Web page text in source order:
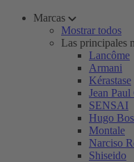
Marcas
Mostrar todos
Las principales
Lancôme
Armani
Kérastase
Jean
SENSAI
Hugo
Montale
Narciso
Shiseido